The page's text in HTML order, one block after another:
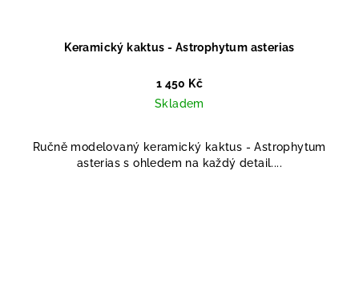
Keramický kaktus - Astrophytum asterias
1 450 Kč
Skladem
Ručně modelovaný keramický kaktus - Astrophytum
asterias s ohledem na každý detail....